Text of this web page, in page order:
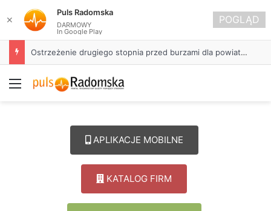
Około 90 tys. zł na szkolenia pracowników. PUP w Radomsku ogłasza nabór wniosków
Menu
APLIKACJE MOBILNE
KATALOG FIRM
✕
Puls Radomska
DARMOWY
In Google Play
POGLĄD